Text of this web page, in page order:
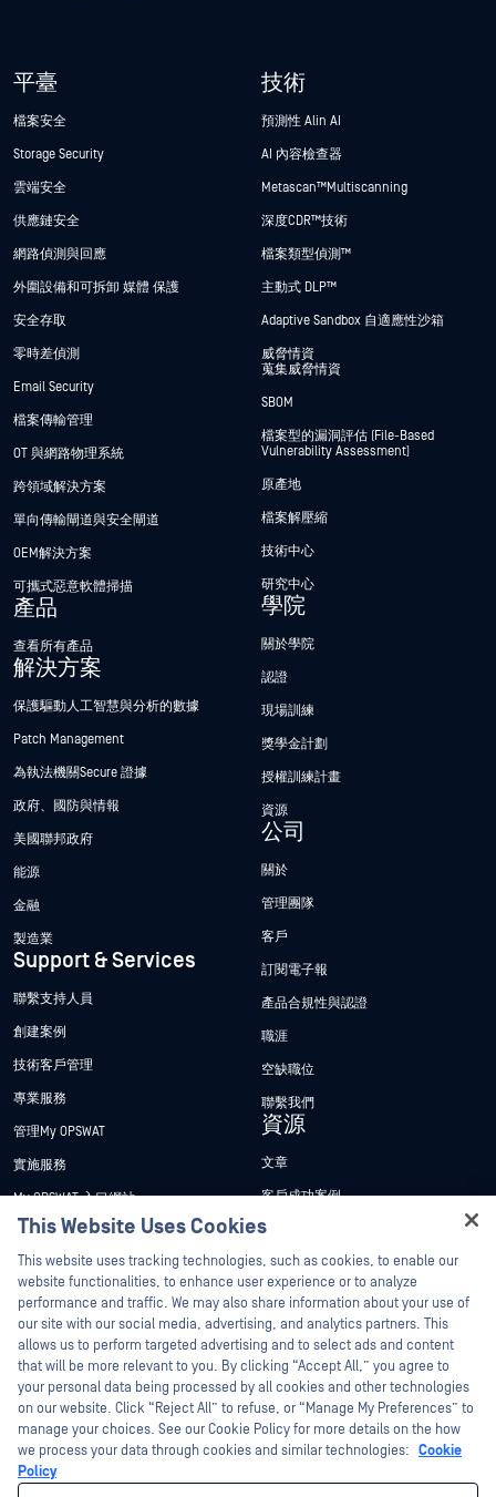
平臺
檔案安全
Storage Security
雲端安全
供應鏈安全
網路偵測與回應
外圍設備和可拆卸 媒體 保護
安全存取
零時差偵測
Email Security
檔案傳輸管理
OT 與網路物理系統
跨領域解決方案
單向傳輸閘道與安全閘道
OEM解決方案
可攜式惡意軟體掃描
產品
查看所有產品
解決方案
保護驅動人工智慧與分析的數據
Patch Management
為執法機關Secure 證據
政府、國防與情報
美國聯邦政府
能源
金融
製造業
Support & Services
聯繫支持人員
創建案例
技術客戶管理
專業服務
管理My OPSWAT
實施服務
My OPSWAT 入口網站
技術檔案
訓練
漏洞通報計畫
合作夥伴
認證
技術合作夥伴
管道合作夥伴計劃
技術
預測性 Alin AI
AI 內容檢查器
Metascan™ Multiscanning
深度CDR™技術
檔案類型偵測™
主動式 DLP™
Adaptive Sandbox 自適應性沙箱
威脅情資
蒐集威脅情資
SBOM
檔案型的漏洞評估 (File-Based
Vulnerability Assessment)
原產地
檔案解壓縮
技術中心
研究中心
學院
關於學院
認證
現場訓練
獎學金計劃
授權訓練計畫
資源
公司
關於
管理團隊
客戶
訂閱電子報
產品合規性與認證
職涯
空缺職位
聯繫我們
資源
文章
客戶成功案例
新聞稿
新聞報導
網路研討會
產品型錄
白皮書
免費工具
©2026OPSWAT . 保留所有權利。OPSWAT、MetaDefender、Metascan、
This Website Uses Cookies
This website uses tracking technologies, such as cookies, to enable our
website functionalities, to enhance user experience or to analyze
performance and traffic. We may also share information about your use of
our site with our social media, advertising, and analytics partners. This
allows us to perform targeted advertising and to select ads and content
that will be more relevant to you. By clicking “Accept All,” you agree to
your personal data being processed by all cookies and other technologies
on our website. Click “Reject All” to refuse, or “Manage My Preferences” to
manage your choices. See our Cookie Policy for more details on the how
we process your data through cookies and similar technologies: Cookie
Policy
Hey there!
I'm Ozzy, your OPSWAT virtual assistant.
How can I help you secure what's critical
today?